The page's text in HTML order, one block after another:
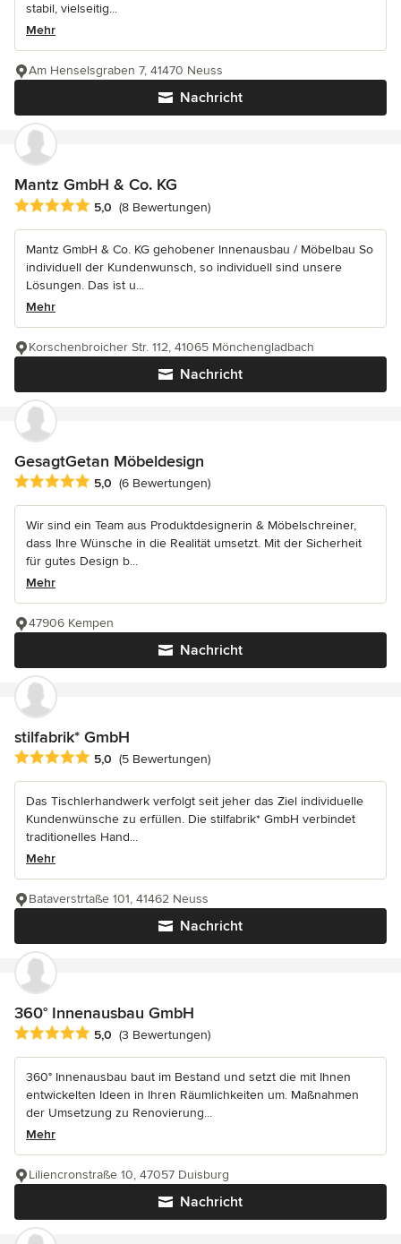
stabil, vielseitig...
Mehr
Nachricht
Am Henselsgraben 7, 41470 Neuss
Mantz GmbH & Co. KG
Durchschnittliche Bewertung: 5 von 5 Sternen
5,0 (8 Bewertungen)
Mantz GmbH & Co. KG gehobener Innenausbau / Möbelbau So
individuell der Kundenwunsch, so individuell sind unsere
Lösungen. Das ist u...
Mehr
Nachricht
Korschenbroicher Str. 112, 41065 Mönchengladbach
GesagtGetan Möbeldesign
Durchschnittliche Bewertung: 5 von 5 Sternen
5,0 (6 Bewertungen)
Wir sind ein Team aus Produktdesignerin & Möbelschreiner,
dass Ihre Wünsche in die Realität umsetzt. Mit der Sicherheit
für gutes Design b...
Mehr
Nachricht
47906 Kempen
stilfabrik* GmbH
Durchschnittliche Bewertung: 5 von 5 Sternen
5,0 (5 Bewertungen)
Das Tischlerhandwerk verfolgt seit jeher das Ziel individuelle
Kundenwünsche zu erfüllen. Die stilfabrik* GmbH verbindet
traditionelles Hand...
Mehr
Nachricht
Bataverstrtaße 101, 41462 Neuss
360° Innenausbau GmbH
Durchschnittliche Bewertung: 5 von 5 Sternen
5,0 (3 Bewertungen)
360° Innenausbau baut im Bestand und setzt die mit Ihnen
entwickelten Ideen in Ihren Räumlichkeiten um. Maßnahmen
der Umsetzung zu Renovierung...
Mehr
Nachricht
Liliencronstraße 10, 47057 Duisburg